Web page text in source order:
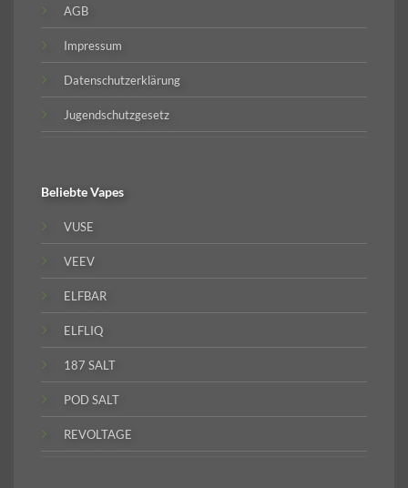
AGB
Impressum
Datenschutzerklärung
Jugendschutzgesetz
BeliebteVapes
VUSE
VEEV
ELFBAR
ELFLIQ
187 SALT
POD SALT
REVOLTAGE